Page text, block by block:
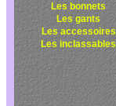
Les bonnets
Les gants
Les accessoires
Les inclassables